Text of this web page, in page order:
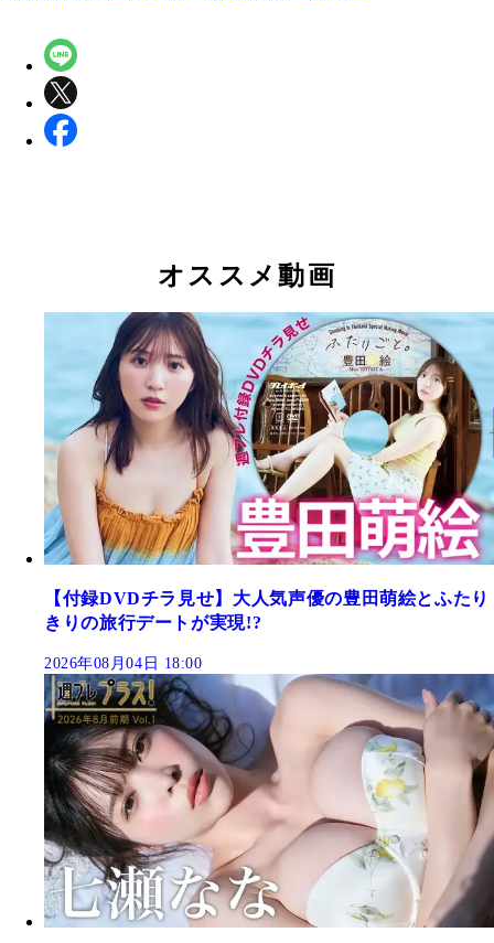
オススメ動画
【付録DVDチラ見せ】大人気声優の豊田萌絵とふたり
きりの旅行デートが実現!?
2026年08月04日 18:00